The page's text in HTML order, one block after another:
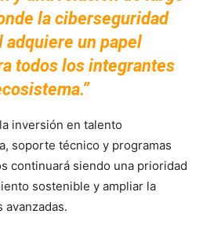
la ciberseguridad
adquiere un papel
todos los integrantes
inversión en talento
soporte técnico y programas
continuará siendo una prioridad
sostenible y ampliar la